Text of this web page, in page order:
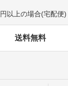
以上の場合(宅配便)
送料無料